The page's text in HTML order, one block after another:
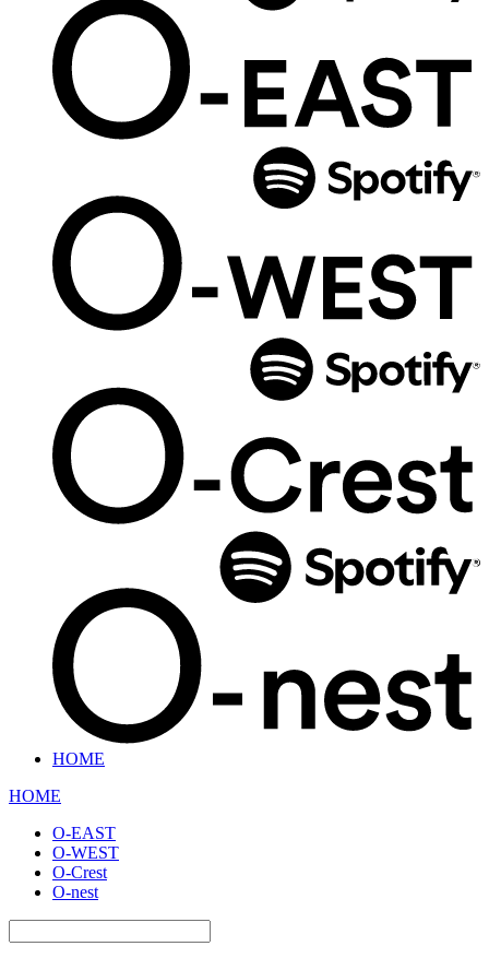
HOME
HOME
O-EAST
O-WEST
O-Crest
O-nest